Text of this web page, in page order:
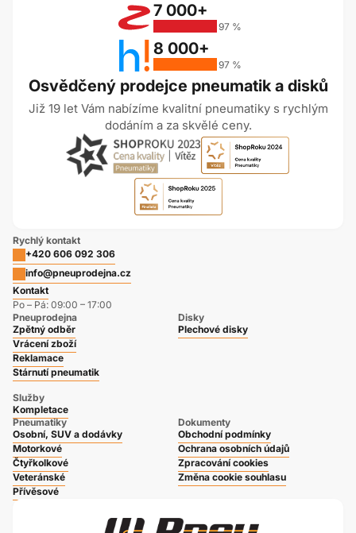
Osvědčený prodejce pneumatik a disků
Již 19 let Vám nabízíme kvalitní pneumatiky s rychlým
dodáním a za skvělé ceny.
7 000+
97 %
8 000+
97 %
Rychlý kontakt
+420 606 092 306
info@pneuprodejna.cz
Kontakt
Po – Pá: 09:00 – 17:00
Pneuprodejna
Zpětný odběr
Vrácení zboží
Reklamace
Stárnutí pneumatik
Služby
Kompletace
Disky
Plechové disky
Pneumatiky
Osobní, SUV a dodávky
Motorkové
Čtyřkolkové
Veteránské
Přívěsové
Dokumenty
Obchodní podmínky
Ochrana osobních údajů
Zpracování cookies
Změna cookie souhlasu